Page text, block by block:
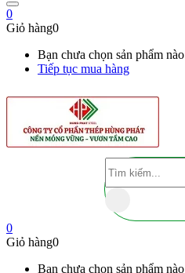
0
Giỏ hàng0
Bạn chưa chọn sản phẩm nào
Tiếp tục mua hàng
0
Giỏ hàng0
Bạn chưa chọn sản phẩm nào